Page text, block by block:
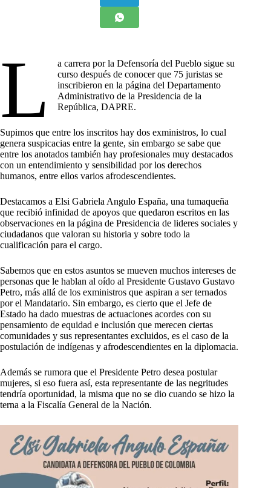
L
a carrera por la Defensoría del Pueblo sigue su
curso después de conocer que 75 juristas se
inscribieron en la página del Departamento
Administrativo de la Presidencia de la
República, DAPRE.
Supimos que entre los inscritos hay dos exministros, lo cual
genera suspicacias entre la gente, sin embargo se sabe que
entre los anotados también hay profesionales muy destacados
con un entendimiento y sensibilidad por los derechos
humanos, entre ellos varios afrodescendientes.
Destacamos a Elsi Gabriela Angulo España, una tumaqueña
que recibió infinidad de apoyos que quedaron escritos en las
observaciones en la página de Presidencia de lideres sociales y
ciudadanos que valoran su historia y sobre todo la
cualificación para el cargo.
Sabemos que en estos asuntos se mueven muchos intereses de
personas que le hablan al oído al Presidente Gustavo Gustavo
Petro, más allá de los exministros que aspiran a ser ternados
por el Mandatario. Sin embargo, es cierto que el Jefe de
Estado ha dado muestras de actuaciones acordes con su
pensamiento de equidad e inclusión que merecen ciertas
comunidades y sus representantes excluidos, es el caso de la
postulación de indígenas y afrodescendientes en la diplomacia.
Además se rumora que el Presidente Petro desea postular
mujeres, si eso fuera así, esta representante de las negritudes
tendría oportunidad, la misma que no se dio cuando se hizo la
terna a la Fiscalía General de la Nación.